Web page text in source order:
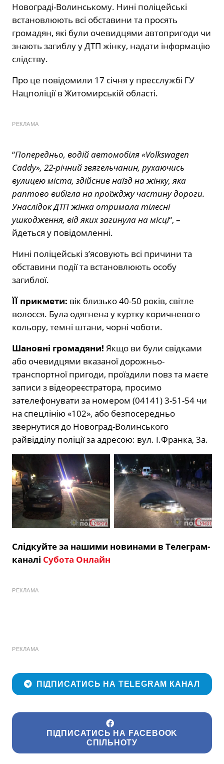
Новограді-Волинському. Нині поліцейські
встановлюють всі обставини та просять
громадян, які були очевидцями автопригоди чи
знають загиблу у ДТП жінку, надати інформацію
слідству.
Про це повідомили 17 січня у пресслужбі ГУ
Нацполіції в Житомирській області.
РЕКЛАМА
“Попередньо, водій автомобіля «Volkswagen
Caddy», 22-річний звягельчанин, рухаючись
вулицею міста, здійснив наїзд на жінку, яка
раптово вибігла на проїжджу частину дороги.
Унаслідок ДТП жінка отримала тілесні
ушкодження, від яких загинула на місці“, –
йдеться у повідомленні.
Нині поліцейські з’ясовують всі причини та
обставини події та встановлюють особу
загиблої.
ЇЇ прикмети: вік близько 40-50 років, світле
волосся. Була одягнена у куртку коричневого
кольору, темні штани, чорні чоботи.
Шановні громадяни! Якщо ви були свідками
або очевидцями вказаної дорожньо-
транспортної пригоди, проїздили повз та маєте
записи з відеореєстратора, просимо
зателефонувати за номером (04141) 3-51-54 чи
на спецлінію «102», або безпосередньо
звернутися до Новоград-Волинського
райвідділу поліції за адресою: вул. І.Франка, 3а.
Слідкуйте за нашими новинами в Телеграм-
каналі Субота Онлайн
РЕКЛАМА
РЕКЛАМА
ПІДПИСАТИСЬ НА TELEGRAM КАНАЛ
ПІДПИСАТИСЬ НА FACEBOOK
СПІЛЬНОТУ